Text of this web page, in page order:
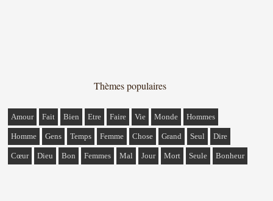
Thèmes populaires
Amour Fait Bien Etre Faire Vie Monde Hommes
Homme Gens Temps Femme Chose Grand Seul Dire
Cœur Dieu Bon Femmes Mal Jour Mort Seule Bonheur